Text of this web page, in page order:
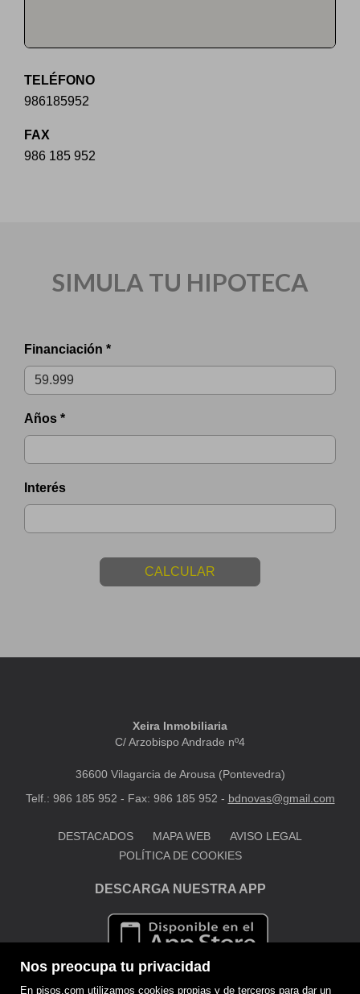
Nos preocupa tu privacidad
En pisos.com utilizamos cookies propias y de terceros para dar un
TELÉFONO
986185952
FAX
986 185 952
SIMULA TU HIPOTECA
Financiación *
Años *
Interés
CALCULAR
Xeira Inmobiliaria
C/ Arzobispo Andrade nº4
36600 Vilagarcia de Arousa (Pontevedra)
Telf.: 986 185 952 - Fax: 986 185 952 - bdnovas@gmail.com
DESTACADOS MAPA WEB
AVISO LEGAL
POLÍTICA DE COOKIES
DESCARGA NUESTRA APP